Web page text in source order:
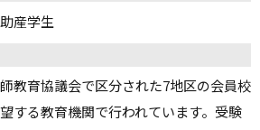
産学生
教育協議会で区分された7地区の会員校
する教育機関で行われています。受験